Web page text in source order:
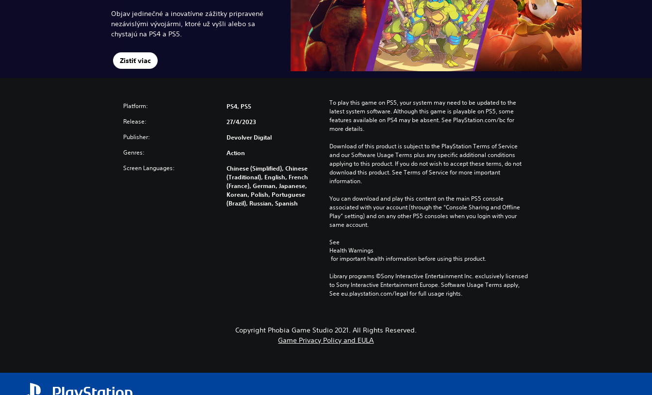
Objav jedinečné a inovatívne zážitky pripravené
nezávislými vývojármi, ktoré už vyšli alebo sa
chystajú na PS4 a PS5.
Zistiť viac
Platform: PS4, PS5
Release: 27/4/2023
Publisher: Devolver Digital
Genres: Action
Screen Languages:
Chinese (Simplified), Chinese
(Traditional), English, French
(France), German, Japanese,
Korean, Polish, Portuguese
(Brazil), Russian, Spanish
To play this game on PS5, your system may need to be updated to the
latest system software. Although this game is playable on PS5, some
features available on PS4 may be absent. See PlayStation.com/bc for
more details.
Download of this product is subject to the PlayStation Terms of Service
and our Software Usage Terms plus any specific additional conditions
applying to this product. If you do not wish to accept these terms, do not
download this product. See Terms of Service for more important
information.
You can download and play this content on the main PS5 console
associated with your account (through the “Console Sharing and Offline
Play” setting) and on any other PS5 consoles when you login with your
same account.
See
Health Warnings
for important health information before using this product.
Library programs ©Sony Interactive Entertainment Inc. exclusively licensed
to Sony Interactive Entertainment Europe. Software Usage Terms apply,
See eu.playstation.com/legal for full usage rights.
Copyright Phobia Game Studio 2021. All Rights Reserved.
Game Privacy Policy and EULA